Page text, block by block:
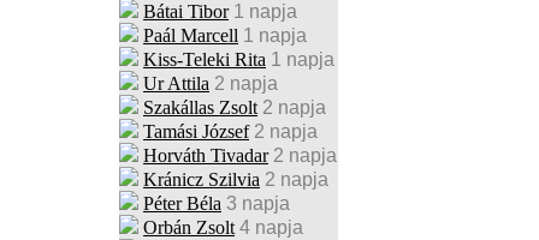
Bátai Tibor 1 napja
Paál Marcell 1 napja
Kiss-Teleki Rita 1 napja
Ur Attila 2 napja
Szakállas Zsolt 2 napja
Tamási József 2 napja
Horváth Tivadar 2 napja
Kránicz Szilvia 2 napja
Péter Béla 3 napja
Orbán Zsolt 4 napja